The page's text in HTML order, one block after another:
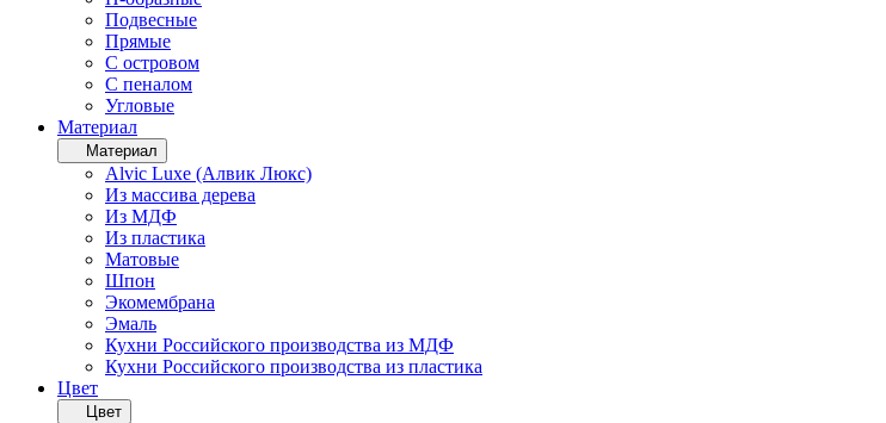
Подвесные
Прямые
С островом
С пеналом
Угловые
Материал
Материал
Alvic Luxe (Алвик Люкс)
Из массива дерева
Из МДФ
Из пластика
Матовые
Шпон
Экомембрана
Эмаль
Кухни Российского производства из МДФ
Кухни Российского производства из пластика
Цвет
Цвет